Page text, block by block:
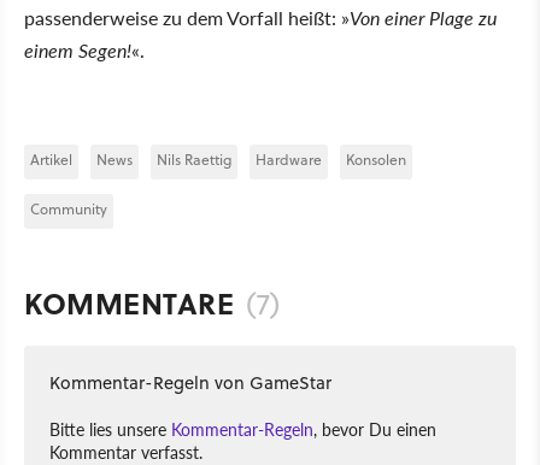
passenderweise zu dem Vorfall heißt: Von einer Plage zu
einem Segen! .
Artikel News Nils Raettig Hardware Konsolen
Community
KOMMENTARE (7)
Kommentar-Regeln von GameStar
Bitte lies unsere Kommentar-Regeln, bevor Du einen
Kommentar verfasst.